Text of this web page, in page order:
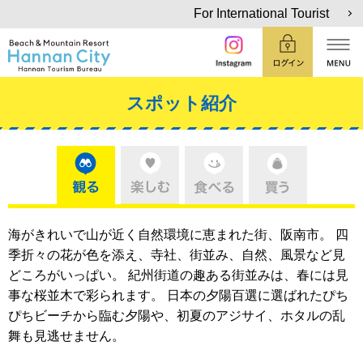
For International Tourist
スポット紹介
海がきれいで山が近く自然環境に恵まれた街、阪南市。 四
季折々の花が色を添え、寺社、街並み、自然、風景など見
どころがいっぱい。 紀州街道の趣ある街並みは、春には見
事な桜並木で彩られます。 日本の夕陽百選に選ばれたぴち
ぴちビーチから臨む夕陽や、初夏のアジサイ、ホタルの乱
舞も見逃せません。